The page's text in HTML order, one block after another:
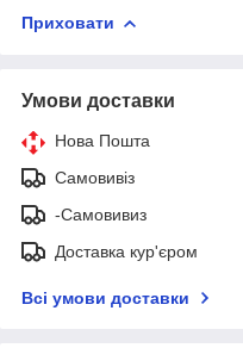
Приховати
Умови доставки
Нова Пошта
Самовивіз
-Самовивиз
Доставка кур'єром
Всі умови доставки